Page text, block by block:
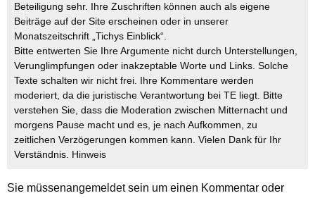
Beteiligung sehr. Ihre Zuschriften können auch als eigene
Beiträge auf der Site erscheinen oder in unserer
Monatszeitschrift „Tichys Einblick“.
Bitte entwerten Sie Ihre Argumente nicht durch Unterstellungen,
Verunglimpfungen oder inakzeptable Worte und Links. Solche
Texte schalten wir nicht frei. Ihre Kommentare werden
moderiert, da die juristische Verantwortung bei TE liegt. Bitte
verstehen Sie, dass die Moderation zwischen Mitternacht und
morgens Pause macht und es, je nach Aufkommen, zu
zeitlichen Verzögerungen kommen kann. Vielen Dank für Ihr
Verständnis. Hinweis
Sie müssenangemeldetsein um einen Kommentar oder